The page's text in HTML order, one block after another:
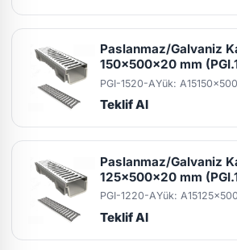
Paslanmaz/Galvaniz
150x500x20 mm
PGI-1520-AYük: A15
Teklif Al
Paslanmaz/Galvaniz
125x500x20 mm
PGI-1220-AYük: A15
Teklif Al